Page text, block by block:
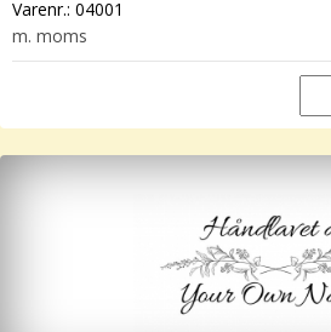
Varenr.: 04001
m. moms